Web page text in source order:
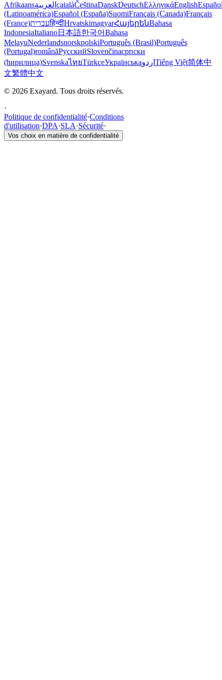
Afrikaansالعربية catalàČeštinaDanskDeutschΕλληνικάEnglish
(Latinoamérica)Español (España)SuomiFrançais (Canada)Français
(France)עבריתहिन्दीHrvatskimagyarՀայերենBahasa
IndonesiaItaliano日本語한국어Bahasa
MelayuNederlandsnorskpolskiPortuguês (Brasil)Português
(Portugal)românăРусскийSlovenčinaсрпски
(ћирилица)SvenskaไทยTürkçeУкраїнськаاردو Tiếng Việt简体中
文繁體中文
© 2026 Exayard. Tous droits réservés.
·
Politique de confidentialité·Conditions
d'utilisation·DPA·SLA·Sécurité·
Vos choix en matière de confidentialité